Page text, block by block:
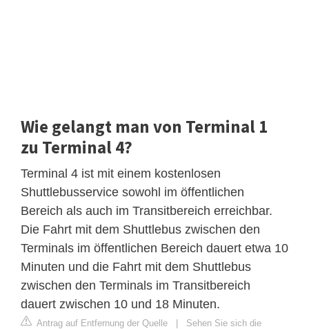
Wie gelangt man von Terminal 1
zu Terminal 4?
Terminal 4 ist mit einem kostenlosen
Shuttlebusservice sowohl im öffentlichen
Bereich als auch im Transitbereich erreichbar.
Die Fahrt mit dem Shuttlebus zwischen den
Terminals im öffentlichen Bereich dauert etwa 10
Minuten und die Fahrt mit dem Shuttlebus
zwischen den Terminals im Transitbereich
dauert zwischen 10 und 18 Minuten.
Antrag auf Entfernung der Quelle | Sehen Sie sich die